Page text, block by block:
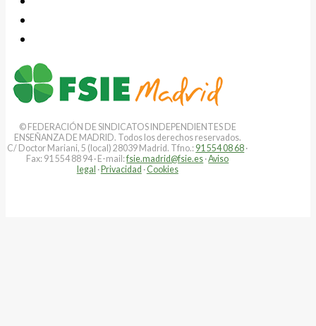
© FEDERACIÓN DE SINDICATOS INDEPENDIENTES DE
ENSEÑANZA DE MADRID. Todos los derechos reservados.
C/ Doctor Mariani, 5 (local) 28039 Madrid. Tfno.: 91 554 08 68 ·
Fax: 91 554 88 94 · E-mail:fsie.madrid@fsie.es ·Aviso
legal ·Privacidad · Cookies